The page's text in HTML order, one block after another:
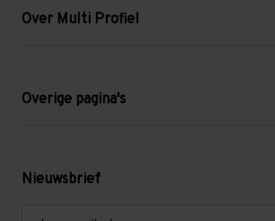
Over Multi Profiel
Blog
Levering en afhalen
Overige pagina's
Mezzanine
Nieuwsbrief